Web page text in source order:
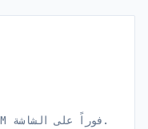
بطاقة أو عملة مشفرة. تظهر eSIM فوراً على الشاشة.